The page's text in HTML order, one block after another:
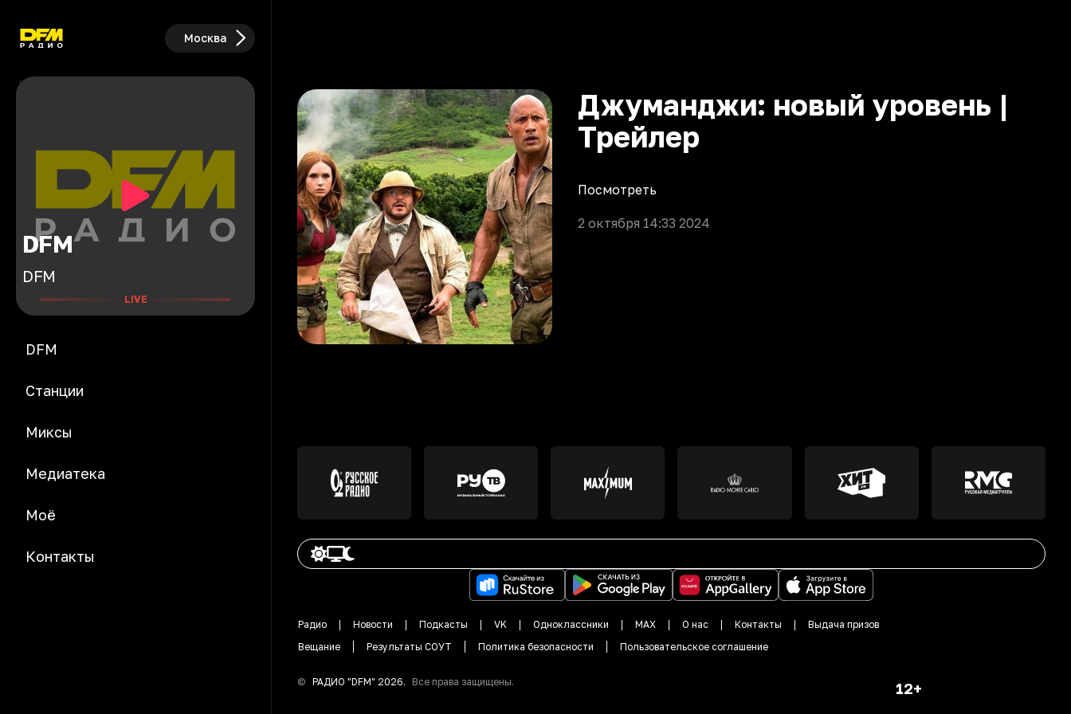
Москва
DFM
DFM
LIVE
DFM
Станции
Миксы
Медиатека
Моё
Контакты
Джуманджи: новый уровень |
Трейлер
Посмотреть
2 октября 14:33 2024
Радио Новости Подкасты VK Одноклассники MAX О нас Контакты
Выдача призов
Вещание
Результаты СОУТ Политика безопасности Пользовательское соглашение
© РАДИО "DFM" 2026. Все права защищены. 12+